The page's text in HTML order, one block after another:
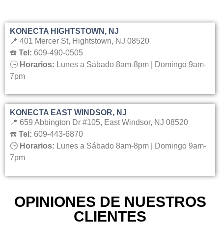
KONECTA HIGHTSTOWN, NJ
📍 401 Mercer St, Hightstown, NJ 08520
☎️ Tel: 609-490-0505
🕒 Horarios: Lunes a Sábado 8am-8pm | Domingo 9am-
7pm
KONECTA EAST WINDSOR, NJ
📍 659 Abbington Dr #105, East Windsor, NJ 08520
☎️ Tel: 609-443-6870
🕒 Horarios: Lunes a Sábado 8am-8pm | Domingo 9am-
7pm
OPINIONES DE NUESTROS
CLIENTES